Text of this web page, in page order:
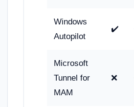
Windows
Autopilot
✔️
Microsoft
Tunnel for
MAM
❌